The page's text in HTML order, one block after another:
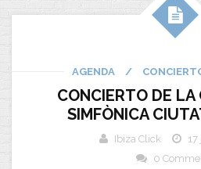
AGENDA /
CONCIERTO DE LA
SIMFÒNICA
Ibiza Click
0